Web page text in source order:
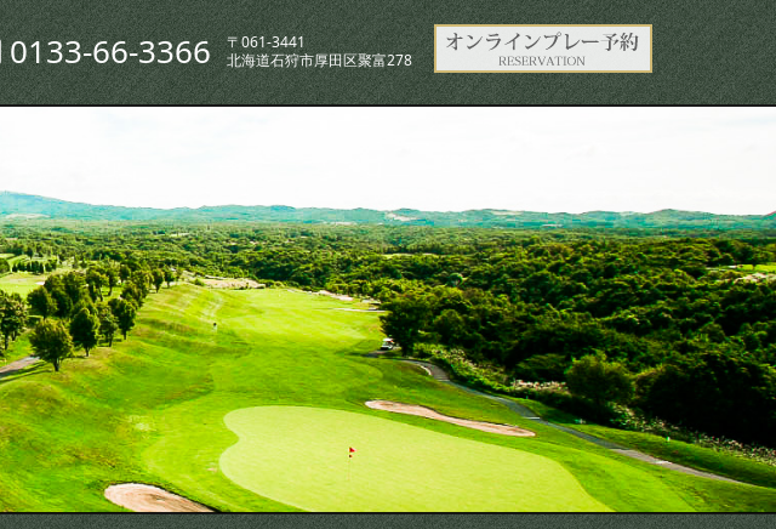
0133-66-3366
〒061-3441
北海道石狩市厚田区聚富278